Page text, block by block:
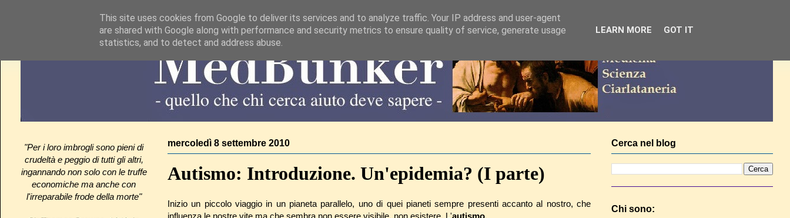
mercoledì 8 settembre 2010
Autismo: Introduzione. Un'epidemia? (I parte)
Inizio un piccolo viaggio in un pianeta parallelo, uno di quei pianeti sempre presenti accanto al nostro, che
influenza le nostre vite ma che sembra non essere visibile, non esistere. L'autismo.
"Per i loro imbrogli sono pieni di
crudeltà e peggio di tutti gli altri,
ingannando non solo con le truffe
economiche ma anche con
l'irreparabile frode della morte"
Cerca nel blog
Chi sono:
This site uses cookies from Google to deliver its services and to analyze traffic. Your IP address and user-agent
are shared with Google along with performance and security metrics to ensure quality of service, generate usage
statistics, and to detect and address abuse.
LEARN MORE GOT IT